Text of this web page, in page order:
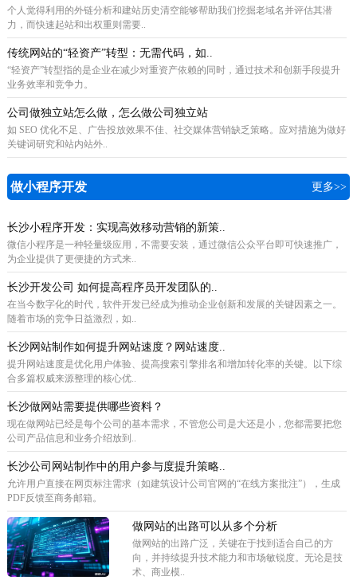
个人觉得利用的外链分析和建站历史清空能够帮助我们挖掘老域名并评估其潜
力，而快速起站和出权重则需要..
传统网站的“轻资产”转型：无需代码，如..
“轻资产”转型指的是企业在减少对重资产依赖的同时，通过技术和创新手段提升
业务效率和竞争力。
公司做独立站怎么做，怎么做公司独立站
如 SEO 优化不足、广告投放效果不佳、社交媒体营销缺乏策略。应对措施为做好
关键词研究和站内站外..
做小程序开发 更多>>
长沙小程序开发：实现高效移动营销的新策..
微信小程序是一种轻量级应用，不需要安装，通过微信公众平台即可快速推广，
为企业提供了更便捷的方式来..
长沙开发公司 如何提高程序员开发团队的..
在当今数字化的时代，软件开发已经成为推动企业创新和发展的关键因素之一。
随着市场的竞争日益激烈，如..
长沙网站制作如何提升网站速度？网站速度..
提升网站速度是优化用户体验、提高搜索引擎排名和增加转化率的关键。以下综
合多篇权威来源整理的核心优..
长沙做网站需要提供哪些资料？
现在做网站已经是每个公司的基本需求，不管您公司是大还是小，您都需要把您
公司产品信息和业务介绍放到..
长沙公司网站制作中的用户参与度提升策略..
允许用户直接在网页标注需求（如建筑设计公司官网的“在线方案批注”），生成
PDF反馈至商务邮箱。
做网站的出路可以从多个分析
做网站的出路广泛，关键在于找到适合自己的方
向，并持续提升技术能力和市场敏锐度。无论是技
术、商业模..